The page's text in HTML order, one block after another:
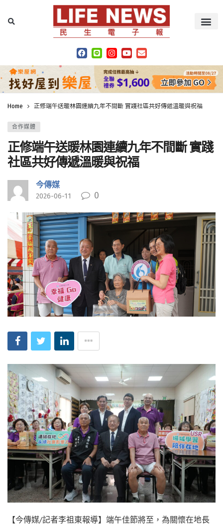
Home 正修端午送暖林園連續九年不間斷 實踐社區共好傳遞溫暖與祝福
合作媒體
正修端午送暖林園連續九年不間斷 實踐
社區共好傳遞溫暖與祝福
今傳媒
2026-06-11 0
【今傳媒/記者李祖東報導】端午佳節將至，為關懷在地長